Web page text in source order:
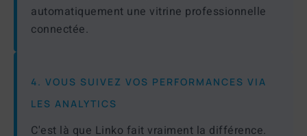
automatiquement une vitrine professionnelle
connectée.
4. VOUS SUIVEZ VOS PERFORMANCES VIA
LES ANALYTICS
C'est là que Linko fait vraiment la différence.